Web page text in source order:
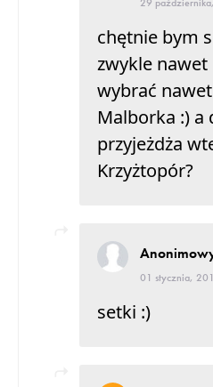
29
chętnie bym
zwykle
wybrać
Malborka :) a
przyjeżdża
Krzyżtopór?
01 stycznia,
setki :)